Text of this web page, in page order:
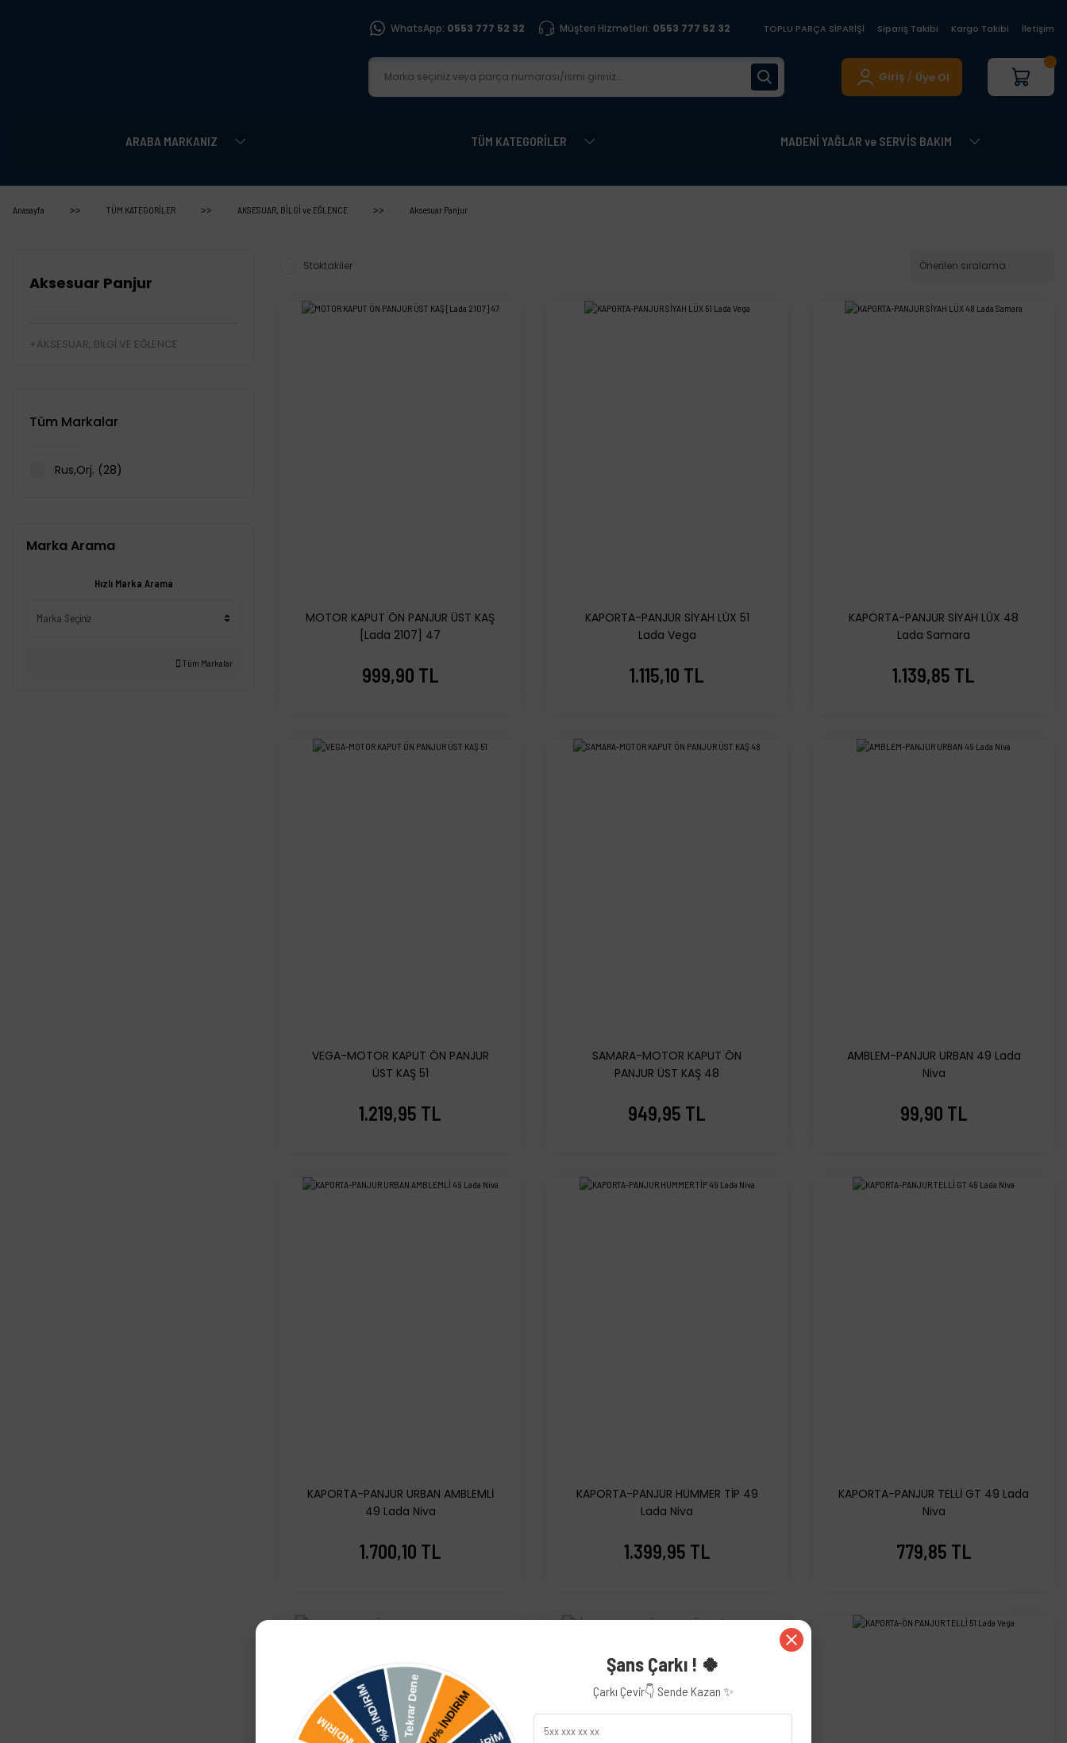
WhatsApp: 0553 777 52 32 Müşteri Hizmetleri: 0553 777 52 32 TOPLU PARÇA SİPARİŞİ Sipariş Takibi Kargo Takibi İletişim
Giriş / Üye Ol
ARABA MARKANIZ TÜM KATEGORİLER MADENİ YAĞLAR ve SERVİS BAKIM
Anasayfa TÜM KATEGORİLER AKSESUAR, BİLGİ ve EĞLENCE Aksesuar Panjur
Aksesuar Panjur
AKSESUAR, BİLGİ VE EĞLENCE
Tüm Markalar
Rus,Orj. (28)
Marka Arama
Hızlı Marka Arama
Tüm Markalar
Stoktakiler
MOTOR KAPUT ÖN PANJUR ÜST KAŞ
[Lada 2107] 47
999,90 TL
KAPORTA-PANJUR SİYAH LÜX 51
Lada Vega
1.115,10 TL
KAPORTA-PANJUR SİYAH LÜX 48
Lada Samara
1.139,85 TL
VEGA-MOTOR KAPUT ÖN PANJUR
ÜST KAŞ 51
1.219,95 TL
SAMARA-MOTOR KAPUT ÖN
PANJUR ÜST KAŞ 48
949,95 TL
AMBLEM-PANJUR URBAN 49 Lada
Niva
99,90 TL
KAPORTA-PANJUR URBAN AMBLEMLİ
49 Lada Niva
1.700,10 TL
KAPORTA-PANJUR HUMMER TİP 49
Lada Niva
1.399,95 TL
KAPORTA-PANJUR TELLİ GT 49 Lada
Niva
779,85 TL
Şans Çarkı ! 🍀
Çarkı Çevir👇 Sende Kazan ✨